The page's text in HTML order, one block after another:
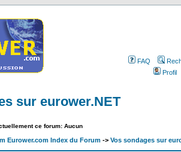
FAQ
Profil
sur eurower.NET
ce forum: Aucun
Eurower.com Index du Forum -> Vos sondages sur